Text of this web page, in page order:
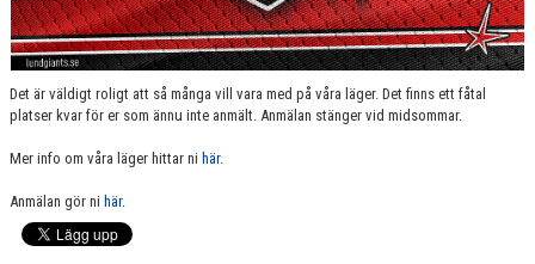
KONTAKTA OSS
Det är väldigt roligt att så många vill vara med på våra läger. Det finns ett fåtal
platser kvar för er som ännu inte anmält. Anmälan stänger vid midsommar.
Mer info om våra läger hittar ni här.
Anmälan gör ni här.